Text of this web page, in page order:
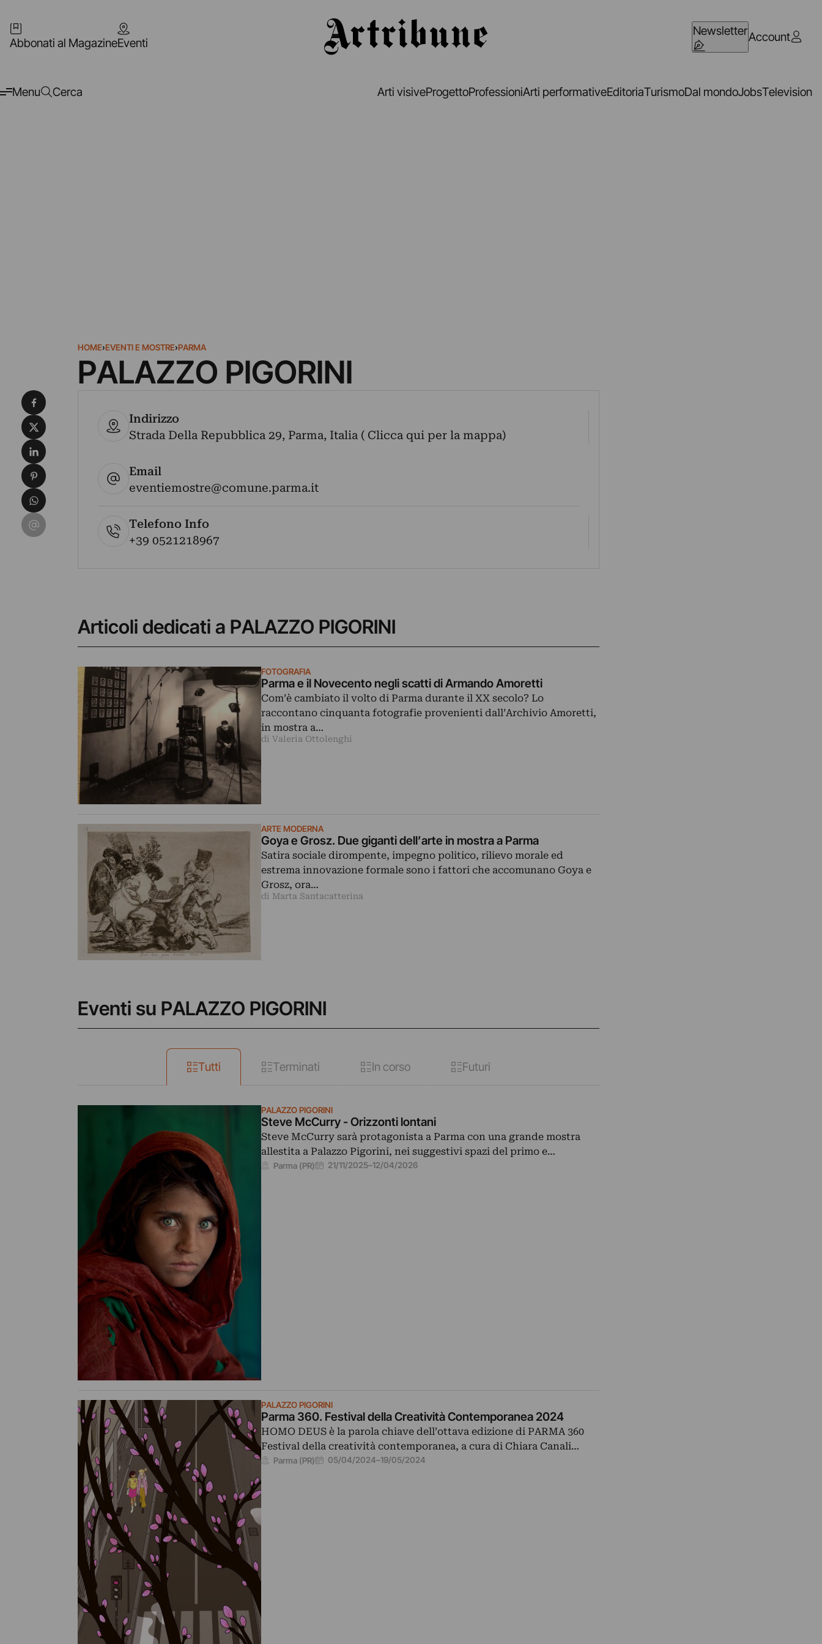
Abbonati al MagazineEventi
NewsletterAccount
Menu Cerca Arti visiveProgettoProfessioniArti performativeEditoriaTurismoDal mondoJobsTelevision
HOME›EVENTI E MOSTRE›PARMA
PALAZZO PIGORINI
Indirizzo
Strada Della Repubblica 29, Parma, Italia ( Clicca qui per la mappa)
Email
eventiemostre@comune.parma.it
Telefono Info
+39 0521218967
Articoli dedicati a PALAZZO PIGORINI
FOTOGRAFIA
Parma e il Novecento negli scatti di Armando Amoretti
Com’è cambiato il volto di Parma durante il XX secolo? Lo
raccontano cinquanta fotografie provenienti dall’Archivio Amoretti,
in mostra a…
di Valeria Ottolenghi
ARTE MODERNA
Goya e Grosz. Due giganti dell’arte in mostra a Parma
Satira sociale dirompente, impegno politico, rilievo morale ed
estrema innovazione formale sono i fattori che accomunano Goya e
Grosz, ora…
di Marta Santacatterina
Eventi su PALAZZO PIGORINI
Tutti Terminati In corso Futuri
PALAZZO PIGORINI
Steve McCurry - Orizzonti lontani
Steve McCurry sarà protagonista a Parma con una grande mostra
allestita a Palazzo Pigorini, nei suggestivi spazi del primo e…
Parma (PR) 21/11/2025–12/04/2026
PALAZZO PIGORINI
Parma 360. Festival della Creatività Contemporanea 2024
HOMO DEUS è la parola chiave dell’ottava edizione di PARMA 360
Festival della creatività contemporanea, a cura di Chiara Canali…
Parma (PR) 05/04/2024–19/05/2024
Condividi su Facebook
Condividi su X
Condividi su LinkedIn
Condividi su Pinterest
Condividi su WhatsApp
Condividi su Email